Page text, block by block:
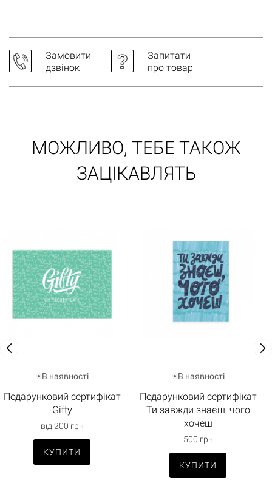
Замовити
дзвінок
Запитати
про товар
МОЖЛИВО, ТЕБЕ ТАКОЖ
ЗАЦІКАВЛЯТЬ
В наявності
Подарунковий сертифікат
Gifty
від 200 грн
КУПИТИ
В наявності
Подарунковий сертифікат
Ти завжди знаєш, чого
хочеш
500 грн
КУПИТИ
Кошик порожній